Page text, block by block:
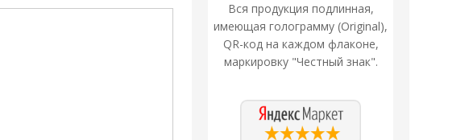
Вся продукция подлинная,
имеющая голограмму (Original),
QR-код на каждом флаконе,
маркировку "Честный знак".